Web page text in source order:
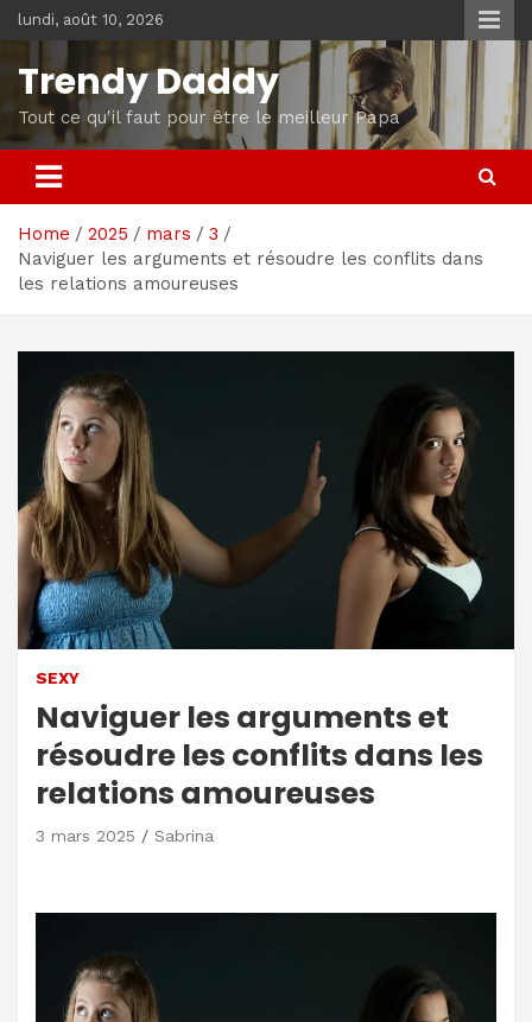
Skip
to
content
lundi, août 10, 2026
Trendy Daddy
Tout ce qu'il faut pour être le meilleur Papa
Home 2025 mars
3
Naviguer les arguments et résoudre les conflits dans
les relations amoureuses
SEXY
Naviguer les arguments et
résoudre les conflits dans les
relations amoureuses
3 mars 2025 Sabrina